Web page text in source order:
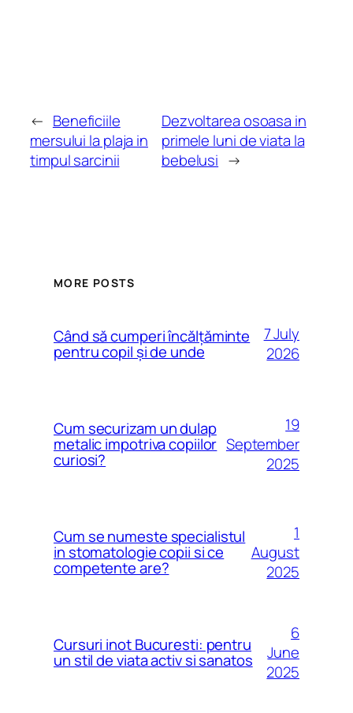
← Beneficiile
mersului la plaja in
timpul sarcinii
Dezvoltarea osoasa in
primele luni de viata la
bebelusi →
MORE POSTS
Când să cumperi încălțăminte
pentru copil și de unde
7 July
2026
Cum securizam un dulap
metalic impotriva copiilor
curiosi?
19
September
2025
Cum se numeste specialistul
in stomatologie copii si ce
competente are?
1
August
2025
Cursuri inot Bucuresti: pentru
un stil de viata activ si sanatos
6
June
2025